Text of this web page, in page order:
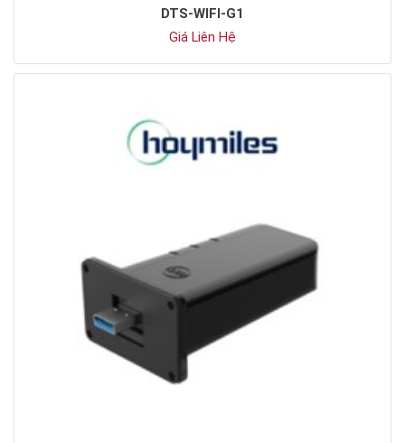
DTS-WIFI-G1
Giá Liên Hệ